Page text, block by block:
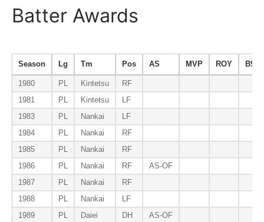
Batter Awards
Season Lg Tm Pos AS MVP ROY B9
1980 PL Kintetsu
RF
1981
PL Kintetsu
LF
1983
PL Nankai
LF
1984
PL Nankai
RF
1985
PL Nankai
RF
1986
PL Nankai RF
AS-OF
1987
PL Nankai
RF
1988
PL Nankai
LF
1989
PL Daiei DH
AS-OF